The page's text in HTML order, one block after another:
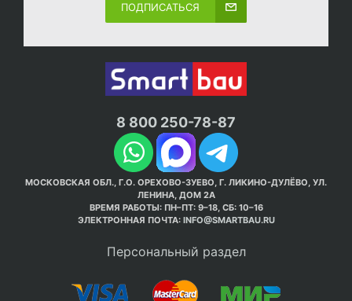
ПОДПИСАТЬСЯ
8 800 250-78-87
МОСКОВСКАЯ ОБЛ., Г.О. ОРЕХОВО-ЗУЕВО, Г. ЛИКИНО-ДУЛЁВО, УЛ.
ЛЕНИНА, ДОМ 2А
ВРЕМЯ РАБОТЫ: ПН–ПТ: 9–18, СБ: 10–16
ЭЛЕКТРОННАЯ ПОЧТА: INFO@SMARTBAU.RU
Персональный раздел